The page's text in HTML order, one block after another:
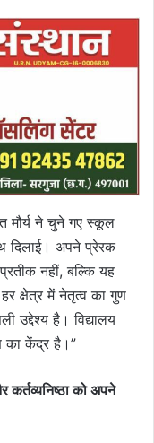
मौर्य ने चुने गए स्कूल
दिलाई। अपने प्रेरक
नहीं, बल्कि यह
क्षेत्र में नेतृत्व का गुण
उद्देश्य है। विद्यालय
का केंद्र है।”
को अपने